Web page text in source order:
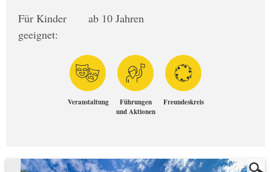
Für Kinder
geeignet:
ab 10 Jahren
Veranstaltung
Führungen
und Aktionen
Freundeskreis